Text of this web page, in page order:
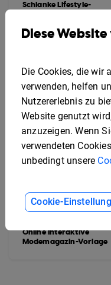
Schlanke Lifestyle-
Online Interaktive
Modemagazin-Vorlage
Diese
Die Cookies, die wir
verwenden, helfen
Nutzererlebnis zu
Website genutzt
anzuzeigen. Wenn
verwendeten
unbedingt unsere
Cookie-